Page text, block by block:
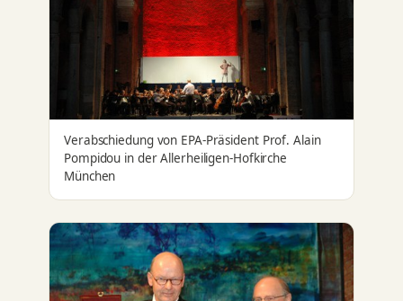
Verabschiedung von EPA-Präsident Prof. Alain
Pompidou in der Allerheiligen-Hofkirche
München